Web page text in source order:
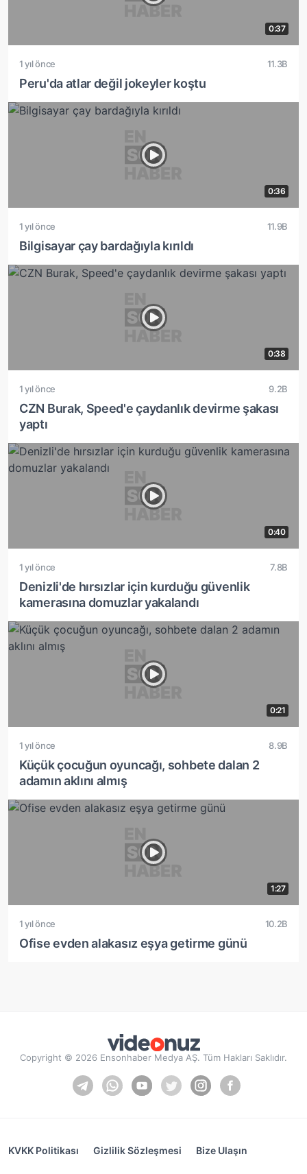
0:37
1 yıl önce 11.3B
Peru'da atlar değil jokeyler koştu
0:36
1 yıl önce 11.9B
Bilgisayar çay bardağıyla kırıldı
0:38
1 yıl önce 9.2B
CZN Burak, Speed'e çaydanlık devirme şakası
yaptı
0:40
1 yıl önce 7.8B
Denizli'de hırsızlar için kurduğu güvenlik
kamerasına domuzlar yakalandı
0:21
1 yıl önce 8.9B
Küçük çocuğun oyuncağı, sohbete dalan 2
adamın aklını almış
1:27
1 yıl önce 10.2B
Ofise evden alakasız eşya getirme günü
Copyright © 2026 Ensonhaber Medya AŞ. Tüm Hakları Saklıdır.
KVKK Politikası Gizlilik Sözleşmesi Bize Ulaşın